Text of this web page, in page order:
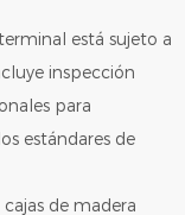
está sujeto a
inspección
para
estándares de
de madera